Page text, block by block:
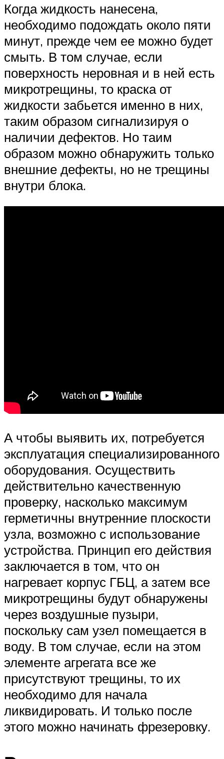
Когда жидкость нанесена,
необходимо подождать около пяти
минут, прежде чем ее можно будет
смыть. В том случае, если
поверхность неровная и в ней есть
микротрещины, то краска от
жидкости забьется именно в них,
таким образом сигнализируя о
наличии дефектов. Но таим
образом можно обнаружить только
внешние дефекты, но не трещины
внутри блока.
А чтобы выявить их, потребуется
эксплуатация специализированного
оборудования. Осуществить
действительно качественную
проверку, насколько максимум
герметичны внутренние плоскости
узла, возможно с использование
устройства. Принцип его действия
заключается в том, что он
нагревает корпус ГБЦ, а затем все
микротрещины будут обнаружены
через воздушные пузыри,
поскольку сам узел помещается в
воду. В том случае, если на этом
элементе агрегата все же
присутствуют трещины, то их
необходимо для начала
ликвидировать. И только после
этого можно начинать фрезеровку.